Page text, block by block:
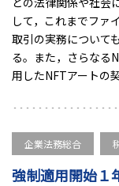
して，これまでファ
取引の実務について
る。また，さらなる
用したNFTアートの
企業法務総合
強制適用開始１